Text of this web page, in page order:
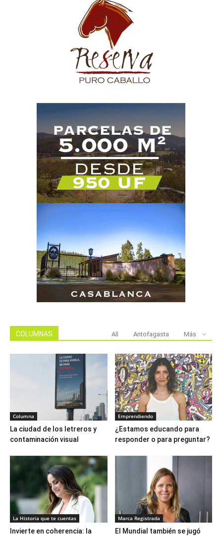
COLUMNAS All Antofagasta Más
Columna
La ciudad de los letreros y
contaminación visual
Emprendiendo
¿Estamos educando para
responder o para preguntar?
La Historia que te cuentas
Invierte en coherencia: la
Marca Registrada
El Mundial también se jugó